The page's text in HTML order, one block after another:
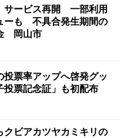
サービス再開 一部利用
ーも 不具合発生期間の
岡山市
投票率アップへ啓発グッ
票記念証」も初配布
クビアカツヤカミキリの